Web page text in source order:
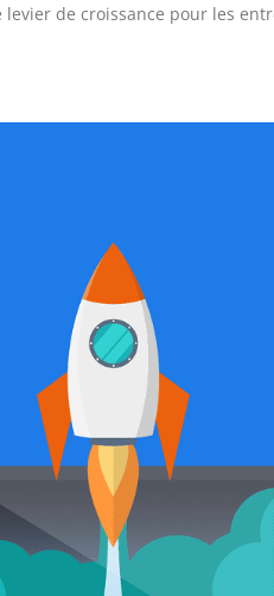
levier de croissance pour les